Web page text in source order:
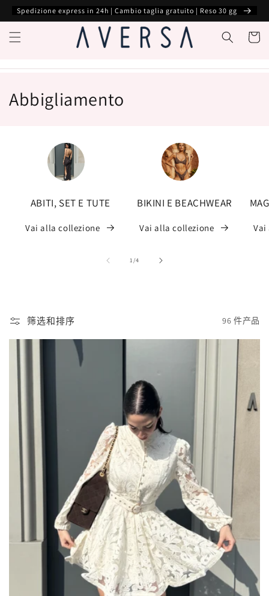
跳到内
容
Spedizione express in 24h | Cambio taglia gratuito | Reso 30 gg
购
物
收
Abbigliamento
ABITI, SET E TUTE
Vai alla collezione
BIKINI E BEACHWEAR
Vai alla collezione Vai
1//4
筛选和排序 96 件产品